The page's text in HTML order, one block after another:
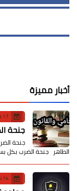
أخبار مميزة
17 فبراير 2023
جنحة
جنحة
الطاهر جنحة الضرب بكل
14 سبتمبر 2022